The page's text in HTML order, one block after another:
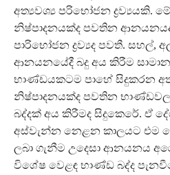
අත්‍යවශ්‍ය පරිභෝජන ද්‍රව්‍යයකි.
නිෂ්පාදනයක්ද පවතින
පාරිභෝජන ද්‍රව්‍යද පවතී. සහල්,
ආනයනයේදී බදු අය කිරීම
භාණ්ඩයකටම පාහේ සිදුකරන
නිෂ්පාදනයක්ද පවතින
බද්දක් අය කිරීමද සිදුකෙරේ. ඒ
අස්වැන්න නෙළන කාලයට එම
ලබා ගැනීම උදෙසා ආනයනය
විශේෂ වෙළඳ භාණ්ඩ බද්ද